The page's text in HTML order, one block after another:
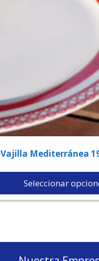
Vajilla Mediterránea
Seleccionar